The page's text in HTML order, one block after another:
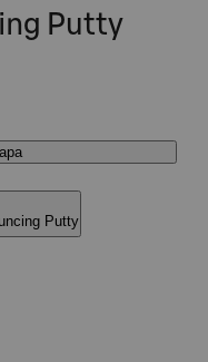
Putty
Putty